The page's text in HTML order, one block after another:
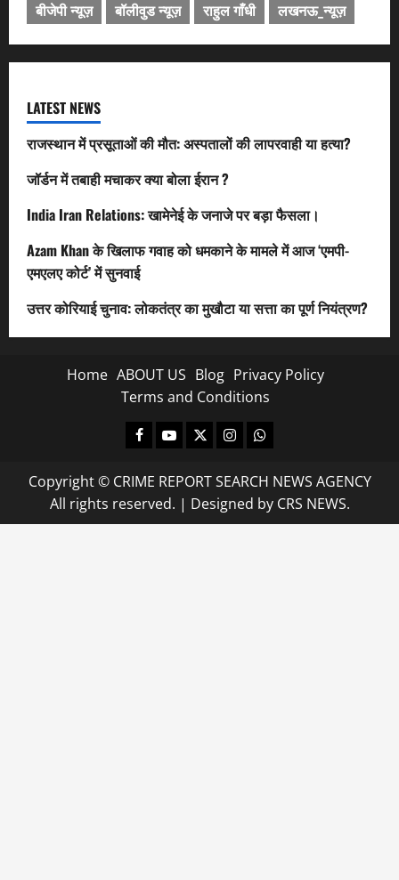
बीजेपी न्यूज़
बॉलीवुड न्यूज़ राहुल गाँधी लखनऊ_न्यूज़
LATEST NEWS
राजस्थान में प्रसूताओं की मौत: अस्पतालों की लापरवाही या हत्या?
जॉर्डन में तबाही मचाकर क्या बोला ईरान ?
India Iran Relations: खामेनेई के जनाजे पर बड़ा फैसला।
Azam Khan के खिलाफ गवाह को धमकाने के मामले में आज ‘एमपी-
एमएलए कोर्ट’ में सुनवाई
उत्तर कोरियाई चुनाव: लोकतंत्र का मुखौटा या सत्ता का पूर्ण नियंत्रण?
Home ABOUT US Blog Privacy Policy
Terms and Conditions
Facebook
Youtube
X InstagramWhatsapp
Copyright © CRIME REPORT SEARCH NEWS AGENCY
All rights reserved. | Designed by CRS NEWS.